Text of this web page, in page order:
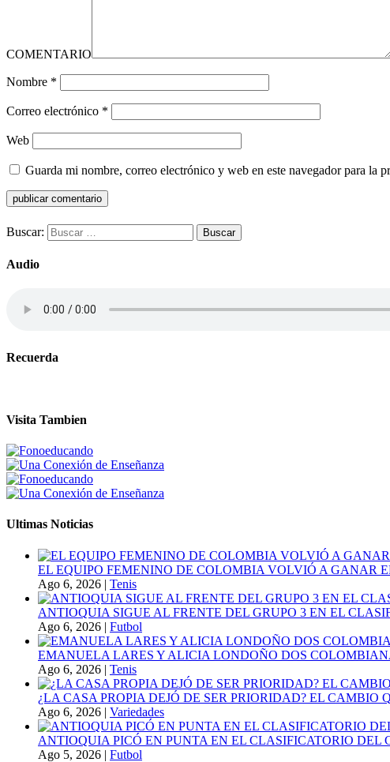
COMENTARIO
Nombre *
Correo electrónico *
Web
Guarda mi nombre, correo electrónico y web en este navegador para la
Buscar:
Audio
Recuerda
Visita Tambien
Ultimas Noticias
EL EQUIPO FEMENINO DE COLOMBIA VOLVIÓ A GANAR
Ago 6, 2026 | Tenis
ANTIOQUIA SIGUE AL FRENTE DEL GRUPO 3 EN EL
Ago 6, 2026 | Futbol
EMANUELA LARES Y ALICIA LONDOÑO DOS
Ago 6, 2026 | Tenis
¿LA CASA PROPIA DEJÓ DE SER PRIORIDAD? EL
Ago 6, 2026 | Variedades
ANTIOQUIA PICÓ EN PUNTA EN EL CLASIFICATORIO
Ago 5, 2026 | Futbol